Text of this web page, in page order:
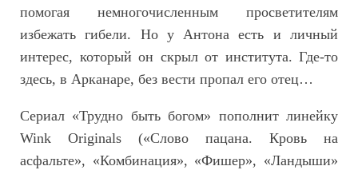
помогая немногочисленным просветителям
избежать гибели. Но у Антона есть и личный
интерес, который он скрыл от института. Где-то
здесь, в Арканаре, без вести пропал его отец…
Сериал «Трудно быть богом» пополнит линейку
Wink Originals («‎Слово пацана. Кровь на
асфальте», «Комбинация», «Фишер», «Ландыши»